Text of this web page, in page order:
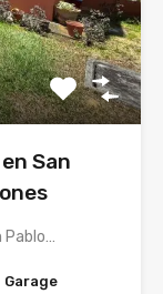
San
Pablo…
Garage